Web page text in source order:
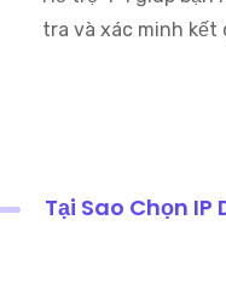
tra và xác minh kết
Tại Sao Chọn